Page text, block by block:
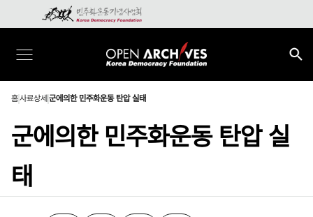
홈사료상세 군에의한 민주화운동 탄압 실태
군에의한 민주화운동 탄압 실
태